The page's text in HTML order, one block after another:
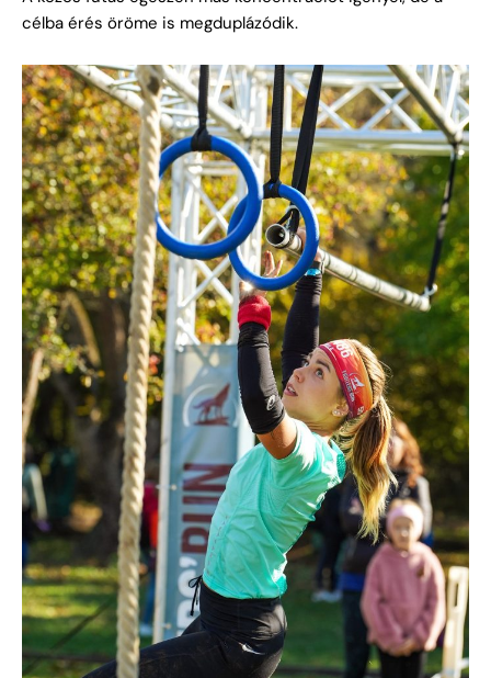
célba érés öröme is megduplázódik.